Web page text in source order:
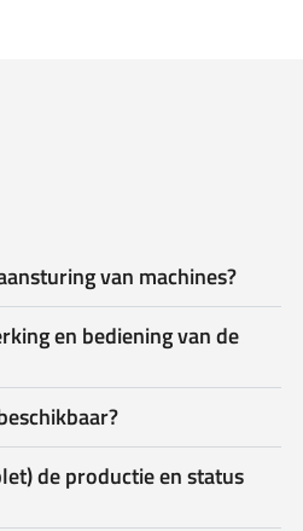
van machines?
en bediening van de
de productie en status